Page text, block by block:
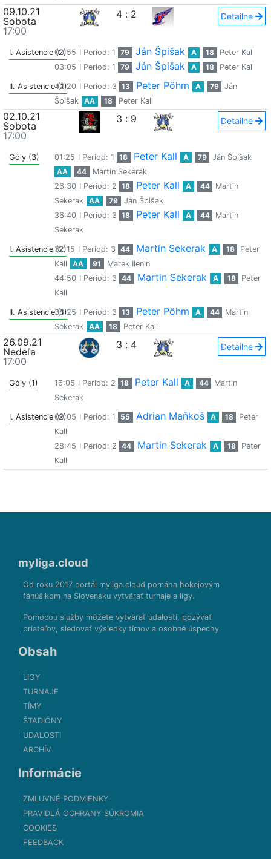
09.10.21
Sobota
17:00
4 : 2 Detailne
I. Asistencie (2)00:55 I Period: 1 79 Ján Špišak A 18
Peter Kall
03:05 I Period: 1 79 Ján Špišak A 18 Peter Kall
II. Asistencie (1)
42:20 I Period: 3 13 Peter Pöhm A 79
Ján
Špišak
AA 18 Peter Kall
02.10.21
Sobota
17:00
3 : 9 Detailne
Góly (3) 01:25 I Period: 1 18 Peter Kall A 79
Ján Špišak
AA
44
Martin Sekerak
26:30 I Period: 2 18 Peter Kall A 44
Martin
Sekerak
AA 79
Ján Špišak
36:40 I Period: 3 18 Peter Kall A 44
Martin
Sekerak
I. Asistencie (2)32:15 I Period: 3 44 Martin Sekerak A 18
Peter
Kall
AA 91
Marek Ilenin
44:50 I Period: 3 44 Martin Sekerak A 18
Peter
Kall
II. Asistencie (1)
38:25 I Period: 3 13 Peter Pöhm A 44
Martin
Sekerak
AA 18 Peter Kall
26.09.21
Nedeľa
17:00
3 : 4 Detailne
Góly (1) 16:05 I Period: 2 18 Peter Kall A 44
Martin
Sekerak
I. Asistencie (2)09:05 I Period: 1 55 Adrian Maňkoš A 18
Peter
Kall
28:45 I Period: 2 44 Martin Sekerak A 18
Peter
Kall
myliga.cloud
Od roku 2017 portál myliga.cloud pomáha hokejovým
fanúšikom na Slovensku vytvárať turnaje a ligy.
Pomocou služby môžete vytvárať udalosti, pozývať
priateľov, sledovať výsledky tímov a osobné úspechy.
Obsah
LIGY
TURNAJE
TÍMY
ŠTADIÓNY
UDALOSTI
ARCHÍV
Informácie
ZMLUVNÉ PODMIENKY
PRAVIDLÁ OCHRANY SÚKROMIA
COOKIES
FEEDBACK